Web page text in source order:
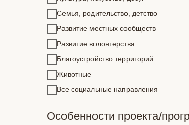
Семья, родительство, детство
Развитие местных сообществ
Развитие волонтерства
Благоустройство территорий
Животные
Все социальные направления
Особенности проекта/